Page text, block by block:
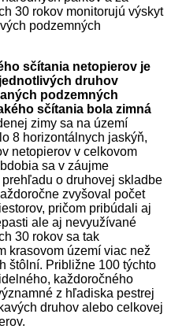
30 rokov monitorujú výskyt
podzemných
sčítania netopierov je
druhov
podzemných
sčítania bola zimná
zimy sa na území
8 horizontálnych jaskýň,
netopierov v celkovom
sa v záujme
o druhovej skladbe
zvyšoval počet
pričom pribúdali aj
ale aj nevyužívané
30 rokov sa tak
krasovom území viac než
štôlní. Približne 100 týchto
každoročného
z hľadiska pestrej
druhov alebo celkovej